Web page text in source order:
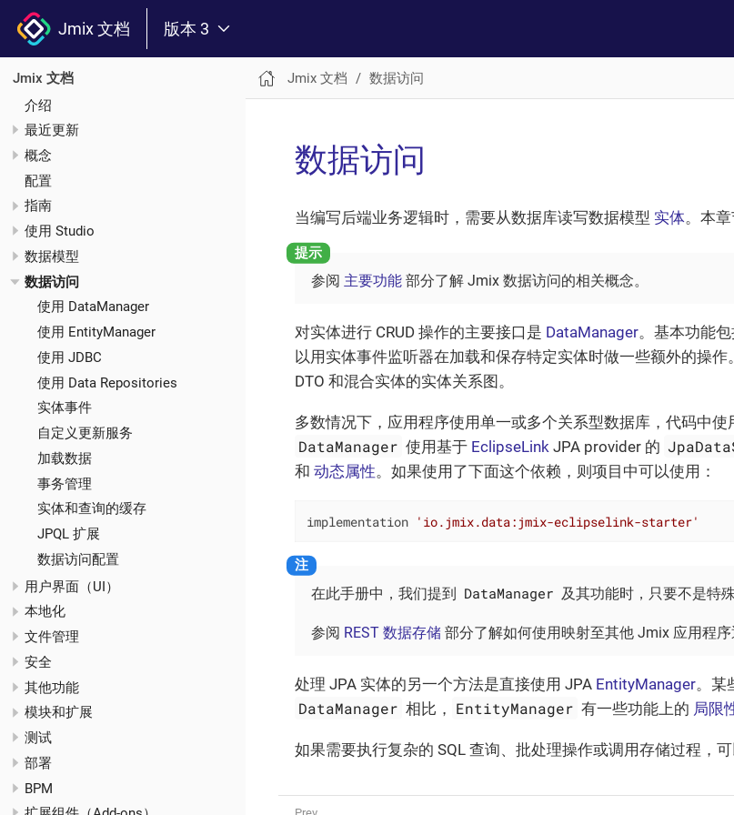
Jmix 文档 版本 3
Jmix 文档
介绍
最近更新
概念
配置
指南
使用 Studio
数据模型
数据访问
使用 DataManager
使用 EntityManager
使用 JDBC
使用 Data Repositories
实体事件
自定义更新服务
加载数据
事务管理
实体和查询的缓存
JPQL 扩展
数据访问配置
用户界面（UI）
本地化
文件管理
安全
其他功能
模块和扩展
测试
部署
BPM
Jmix 文档 数据访问
数据访问
当编写后端业务逻辑时，需要从数据库读写数据模型 实体。本
参阅 主要功能 部分了解 Jmix 数据访问的相关概念。
对实体进行 CRUD 操作的主要接口是 DataManager。基本功能
以用实体事件监听器在加载和保存特定实体时做一些额外的操作。
DTO 和混合实体的实体关系图。
多数情况下，应用程序使用单一或多个关系型数据库，代码中使
DataManager 使用基于 EclipseLink JPA provider 的
和 动态属性。如果使用了下面这个依赖，则项目中可以使用：
implementation 'io.jmix.data:jmix-eclipselink-starter'
在此手册中，我们提到 DataManager 及其功能时，只要不是特
参阅 REST 数据存储 部分了解如何使用映射至其他 Jmix 应用程序
处理 JPA 实体的另一个方法是直接使用 JPA EntityManager。某
DataManager 相比， EntityManager 有一些功能上的 局限
如果需要执行复杂的 SQL 查询、批处理操作或调用存储过程，